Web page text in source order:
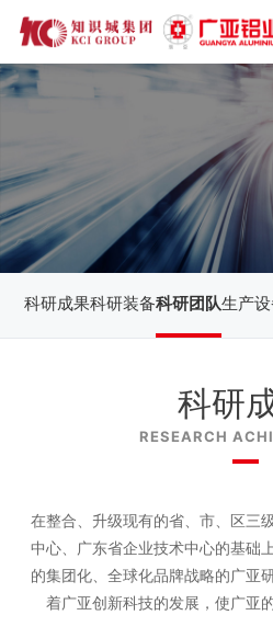
科研成果科研装备科研团队生产
科研
RESEARCH
在整合、升级现有的省、市、区三
中心、广东省企业技术中心的基础
的集团化、全球化品牌战略的广亚
着广亚创新科技的发展，使广亚